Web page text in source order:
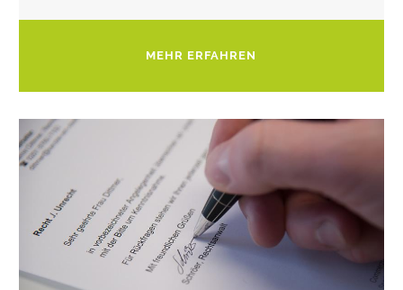
MEHR ERFAHREN